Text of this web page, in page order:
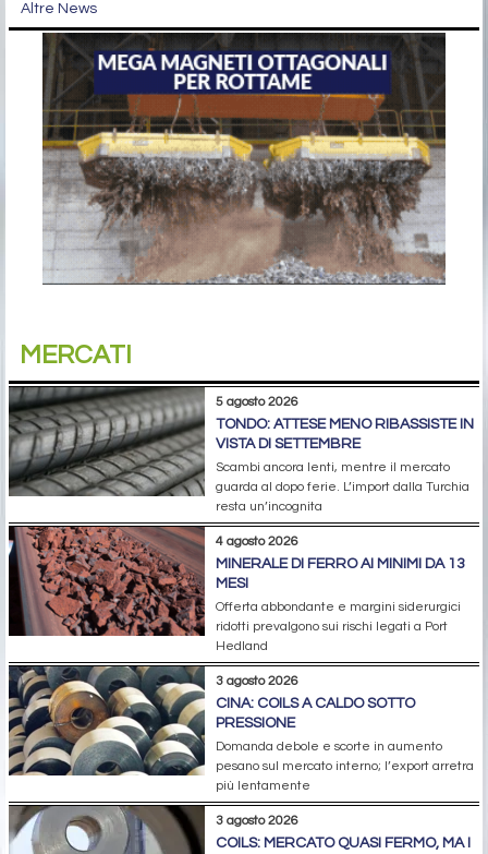
Altre News
MERCATI
5 agosto 2026
TONDO: ATTESE MENO RIBASSISTE IN
VISTA DI SETTEMBRE
Scambi ancora lenti, mentre il mercato
guarda al dopo ferie. L’import dalla Turchia
resta un’incognita
4 agosto 2026
MINERALE DI FERRO AI MINIMI DA 13
MESI
Offerta abbondante e margini siderurgici
ridotti prevalgono sui rischi legati a Port
Hedland
3 agosto 2026
CINA: COILS A CALDO SOTTO
PRESSIONE
Domanda debole e scorte in aumento
pesano sul mercato interno; l’export arretra
più lentamente
3 agosto 2026
COILS: MERCATO QUASI FERMO, MA I